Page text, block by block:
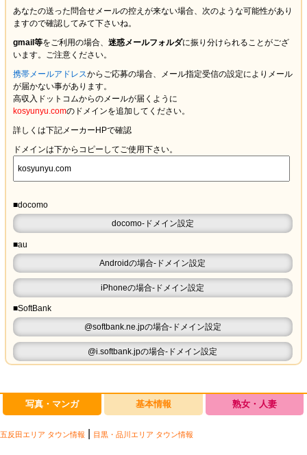
あなたの送った問合せメールの控えが来ない場合、次のような可能性があり
ますので確認してみて下さいね。
gmail等をご利用の場合、 迷惑メールフォルダに振り分けられることがござ
います。ご注意ください。
携帯メールアドレスからご応募の場合、メール指定受信の設定により メール
が届かない事があります。
高収入ドットコムからのメールが届くように
kosyunyu.comのドメインを追加してください。
詳しくは下記メーカーHPで確認
ドメインは下からコピーしてご使用下さい。
■docomo
docomo-ドメイン設定
■au
Androidの場合-ドメイン設定
iPhoneの場合-ドメイン設定
■SoftBank
@softbank.ne.jpの場合-ドメイン設定
@i.softbank.jpの場合-ドメイン設定
写真・マンガ 基本情報 熟女・人妻
五反田エリア タウン情報 目黒・品川エリア タウン情報